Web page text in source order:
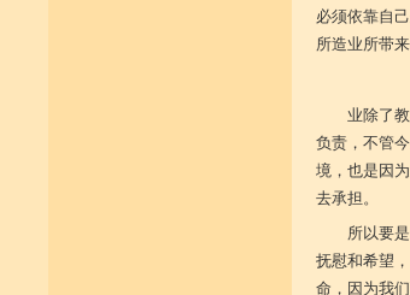
必须依靠自
所造业所带
业除了
负责，不管
境，也是因
去承担。
所以要
抚慰和希望
命，因为我